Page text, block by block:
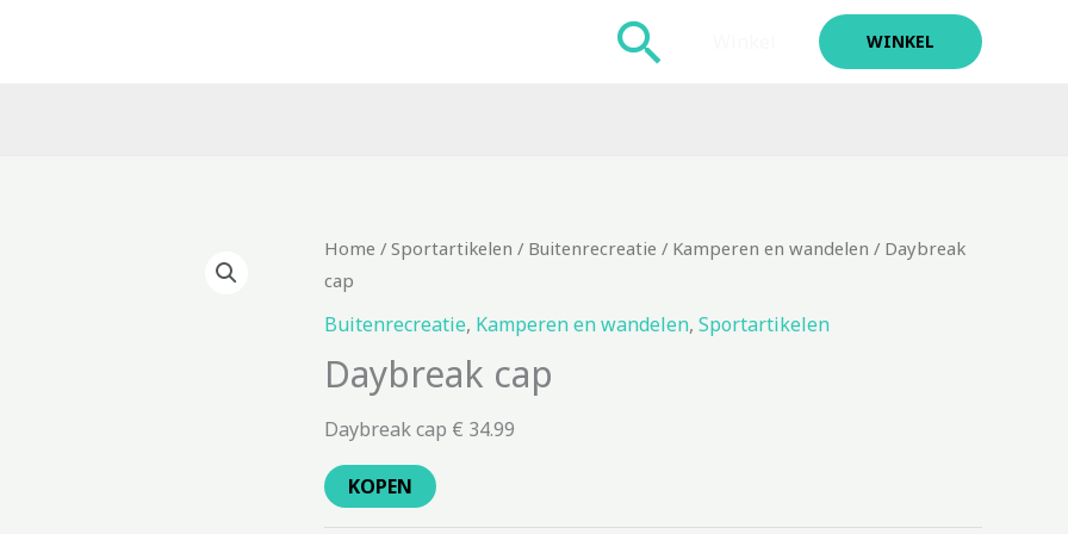
Zoeken WINKEL
Home / Sportartikelen / Buitenrecreatie / Kamperen en wandelen / Daybreak
cap
Buitenrecreatie, Kamperen en wandelen, Sportartikelen
Daybreak cap
Daybreak cap € 34.99
KOPEN